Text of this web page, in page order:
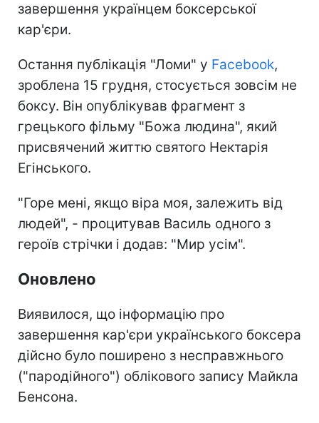
завершення українцем боксерської
кар'єри.
Остання публікація "Ломи" у Facebook,
зроблена 15 грудня, стосується зовсім не
боксу. Він опублікував фрагмент з
грецького фільму "Божа людина", який
присвячений життю святого Нектарія
Егінського.
"Горе мені, якщо віра моя, залежить від
людей", - процитував Василь одного з
героїв стрічки і додав: "Мир усім".
Оновлено
Виявилося, що інформацію про
завершення кар'єри українського боксера
дійсно було поширено з несправжнього
("пародійного") облікового запису Майкла
Бенсона.